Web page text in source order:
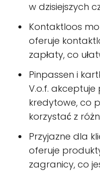
w dzisiejszych
Kontaktloos
oferuje
zapłaty, co
Pinpassen i
V.o.f. akceptuje
kredytowe, co
korzystać z
Przyjazne dla
oferuje
zagranicy, co